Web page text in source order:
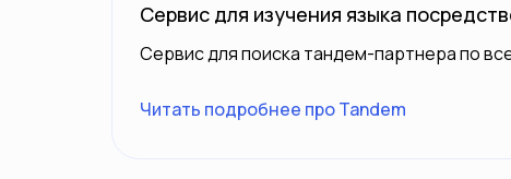
Сервис для изучения языка
Сервис для поиска тандем-партнера по
Читать подробнее про Tandem